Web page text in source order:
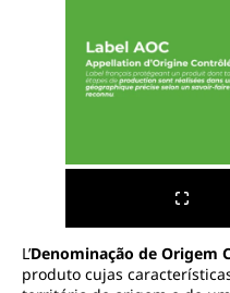
L’Denominação de Origem
produto cujas